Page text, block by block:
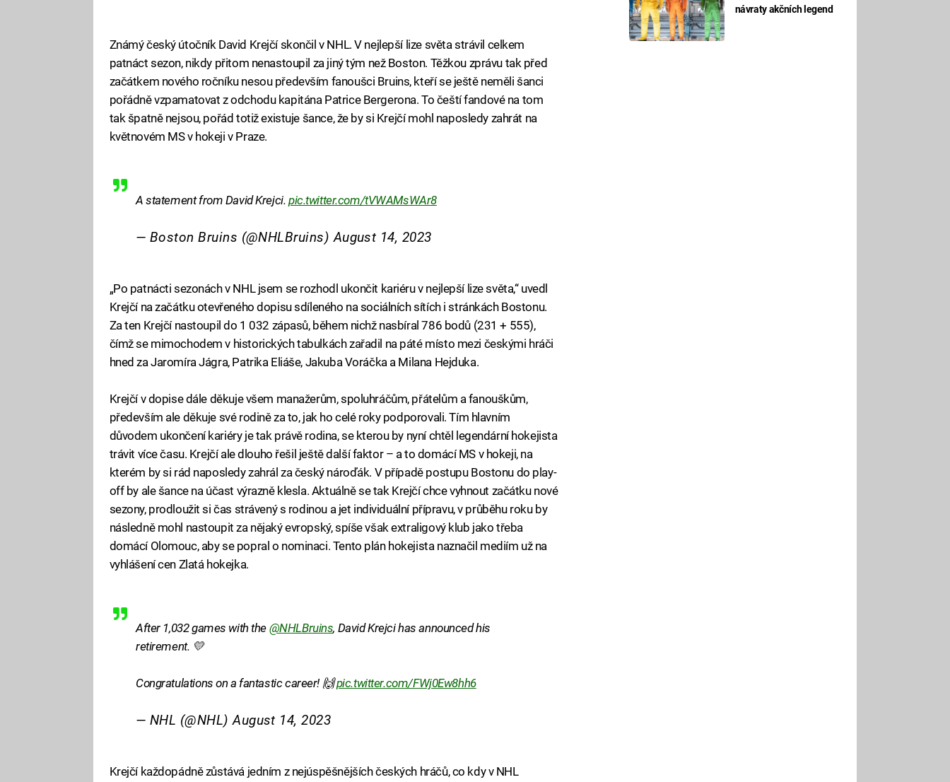
návraty akčních legend
Známý český útočník David Krejčí skončil v NHL. V nejlepší lize světa strávil celkem
patnáct sezon, nikdy přitom nenastoupil za jiný tým než Boston. Těžkou zprávu tak před
začátkem nového ročníku nesou především fanoušci Bruins, kteří se ještě neměli šanci
pořádně vzpamatovat z odchodu kapitána Patrice Bergerona. To čeští fandové na tom
tak špatně nejsou, pořád totiž existuje šance, že by si Krejčí mohl naposledy zahrát na
květnovém MS v hokeji v Praze.
A statement from David Krejci. pic.twitter.com/tVWAMsWAr8
— Boston Bruins (@NHLBruins)August 14, 2023
„Po patnácti sezonách v NHL jsem se rozhodl ukončit kariéru v nejlepší lize světa,“ uvedl
Krejčí na začátku otevřeného dopisu sdíleného na sociálních sítích i stránkách Bostonu.
Za ten Krejčí nastoupil do 1 032 zápasů, během nichž nasbíral 786 bodů (231 + 555),
čímž se mimochodem v historických tabulkách zařadil na páté místo mezi českými hráči
hned za Jaromíra Jágra, Patrika Eliáše, Jakuba Voráčka a Milana Hejduka.
Krejčí v dopise dále děkuje všem manažerům, spoluhráčům, přátelům a fanouškům,
především ale děkuje své rodině za to, jak ho celé roky podporovali. Tím hlavním
důvodem ukončení kariéry je tak právě rodina, se kterou by nyní chtěl legendární hokejista
trávit více času. Krejčí ale dlouho řešil ještě další faktor – a to domácí MS v hokeji, na
kterém by si rád naposledy zahrál za český nároďák. V případě postupu Bostonu do play-
off by ale šance na účast výrazně klesla. Aktuálně se tak Krejčí chce vyhnout začátku nové
sezony, prodloužit si čas strávený s rodinou a jet individuální přípravu, v průběhu roku by
následně mohl nastoupit za nějaký evropský, spíše však extraligový klub jako třeba
domácí Olomouc, aby se popral o nominaci. Tento plán hokejista naznačil mediím už na
vyhlášení cen Zlatá hokejka.
After 1,032 games with the @NHLBruins, David Krejci has announced his
retirement. 💛
Congratulations on a fantastic career! 🙌pic.twitter.com/FWj0Ew8hh6
— NHL (@NHL)August 14, 2023
Krejčí každopádně zůstává jedním z nejúspěšnějších českých hráčů, co kdy v NHL